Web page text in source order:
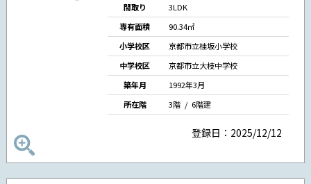
間取り
3LDK
専有面積
90.34㎡
小学校区
京都市立桂坂小学校
中学校区
京都市立大枝中学校
築年月
1992年3月
所在階
3階 / 6階建
登録日：2025/12/12